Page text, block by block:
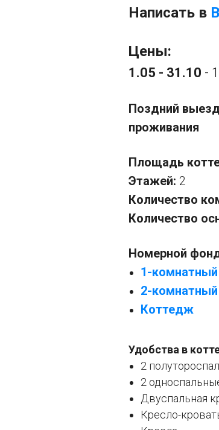
Написать в
Цены:
1.05 - 31.10 -
Поздний
проживания
Площадь
Этажей: 2
Количество
Количество
Номерной
1-
2-
Коттедж
Удобства в
2
2
Двуспальная
Кресло-